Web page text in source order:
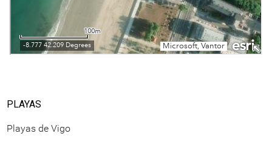
PLAYAS
Playas de Vigo